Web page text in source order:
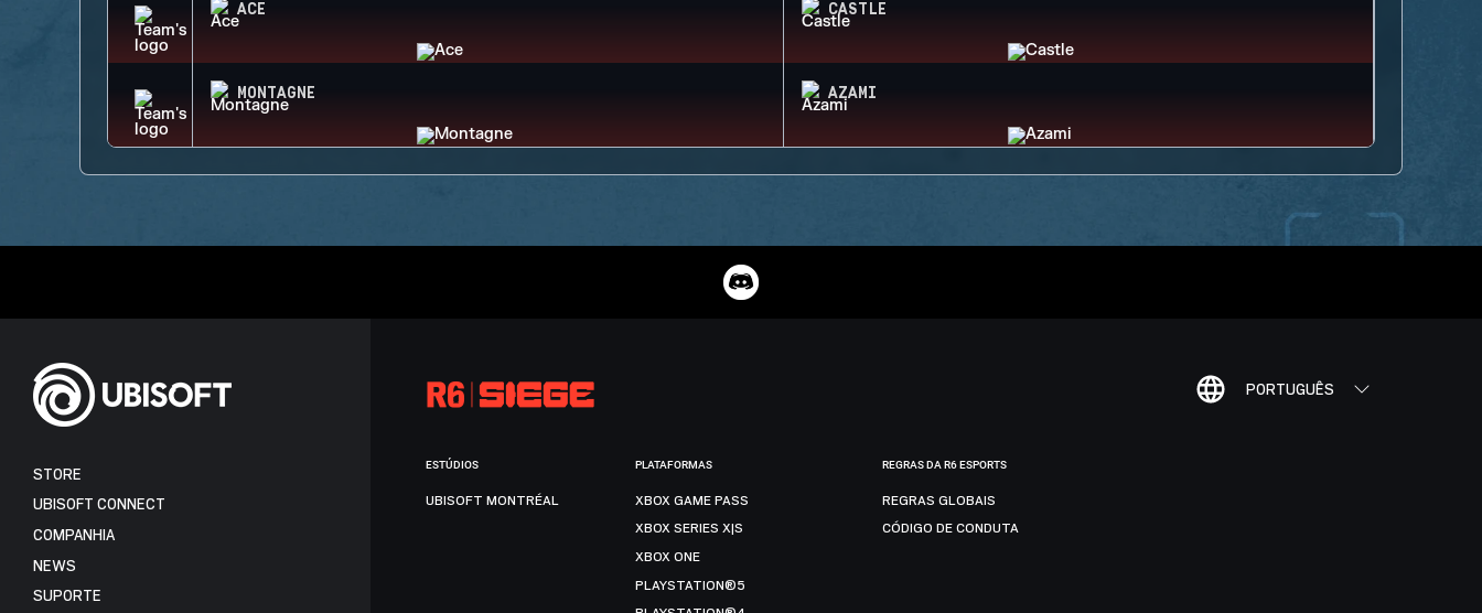
ACE CASTLE
MONTAGNE AZAMI
PORTUGUÊS
STORE
UBISOFT CONNECT
COMPANHIA
NEWS
SUPORTE
ESTÚDIOS
UBISOFT MONTRÉAL
PLATAFORMAS
XBOX GAME PASS
XBOX SERIES X|S
XBOX ONE
PLAYSTATION®5
REGRAS DA R6 ESPORTS
REGRAS GLOBAIS
CÓDIGO DE CONDUTA